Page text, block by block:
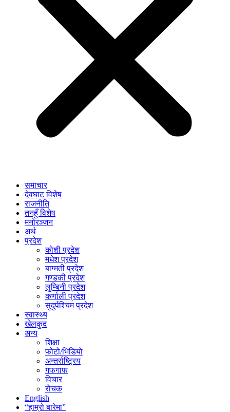
समाचार
देवघाट विशेष
राजनीति
तनहुँ विशेष
मनोरञ्जन
अर्थ
प्रदेश
कोशी प्रदेश
मधेश प्रदेश
बाग्मती प्रदेश
गण्डकी प्रदेश
लुम्बिनी प्रदेश
कर्णाली प्रदेश
सुदुर्पश्चिम प्रदेश
स्वास्थ्य
खेलकुद
अन्य
शिक्षा
फोटो/भिडियो
अन्तर्राष्ट्रिय
गफगाफ
विचार
रोचक
English
“हाम्रो बारेमा”